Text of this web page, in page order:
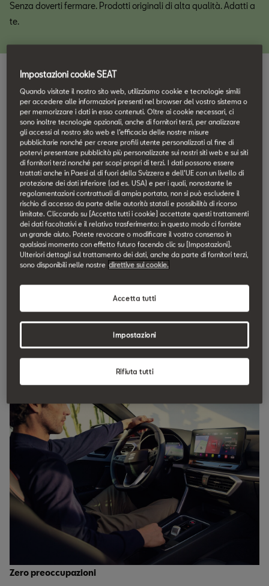
Senza doverti fermare. Prodotti originali di alta qualità. Adatti a
te.
L’originalità.
Solo ricambi originali per ogni assistenza e riparazione.
Zero preoccupazioni
Impostazioni cookie SEAT
Quando visitate il nostro sito web, utilizziamo cookie e tecnologie simili
per accedere alle informazioni presenti nel browser del vostro sistema o
per memorizzare i dati in esso contenuti. Oltre ai cookie necessari, ci
sono inoltre tecnologie opzionali, anche di fornitori terzi, per analizzare
gli accessi al nostro sito web e l’efficacia delle nostre misure
pubblicitarie nonché per creare profili utente personalizzati al fine di
potervi presentare pubblicità più personalizzate sui nostri siti web e sui siti
di fornitori terzi nonché per scopi propri di terzi. I dati possono essere
trattati anche in Paesi al di fuori della Svizzera e dell’UE con un livello di
protezione dei dati inferiore (ad es. USA) e per i quali, nonostante le
regolamentazioni contrattuali di ampia portata, non si può escludere il
rischio di accesso da parte delle autorità statali e possibilità di ricorso
limitate. Cliccando su [Accetta tutti i cookie] accettate questi trattamenti
dei dati facoltativi e il relativo trasferimento: in questo modo ci forniste
un grande aiuto. Potete revocare o modificare il vostro consenso in
qualsiasi momento con effetto futuro facendo clic su [Impostazioni].
Ulteriori dettagli sul trattamento dei dati, anche da parte di fornitori terzi,
sono disponibili nelle nostre direttive sui cookie.
Rifiuta tutti
Accetta tutti
Impostazioni